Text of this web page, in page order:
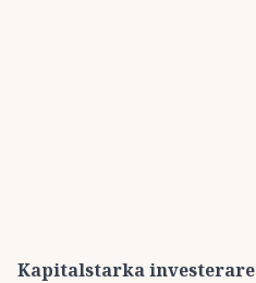
Kapitalstarka investerare